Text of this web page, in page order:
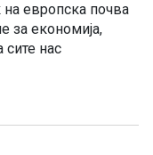
европска почва
за економија,
сите нас